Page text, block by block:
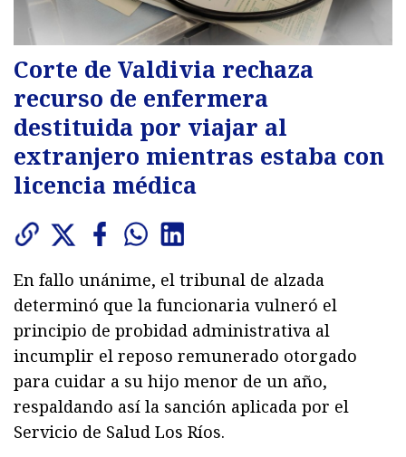
Corte de Valdivia rechaza
recurso de enfermera
destituida por viajar al
extranjero mientras estaba con
licencia médica
En fallo unánime, el tribunal de alzada
determinó que la funcionaria vulneró el
principio de probidad administrativa al
incumplir el reposo remunerado otorgado
para cuidar a su hijo menor de un año,
respaldando así la sanción aplicada por el
Servicio de Salud Los Ríos.